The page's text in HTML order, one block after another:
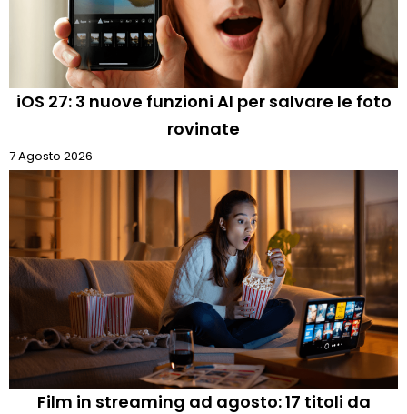
iOS 27: 3 nuove funzioni AI per salvare le foto
rovinate
7 Agosto 2026
Film in streaming ad agosto: 17 titoli da